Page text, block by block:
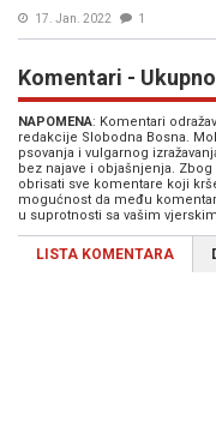
17. Jan. 2022 1
Komentari - Ukupno
NAPOMENA: Komentari
redakcije Slobodna Bosna.
psovanja i vulgarnog
bez najave i objašnjenja.
obrisati sve komentare koji
mogućnost da među
u suprotnosti sa vašim
LISTA KOMENTARA